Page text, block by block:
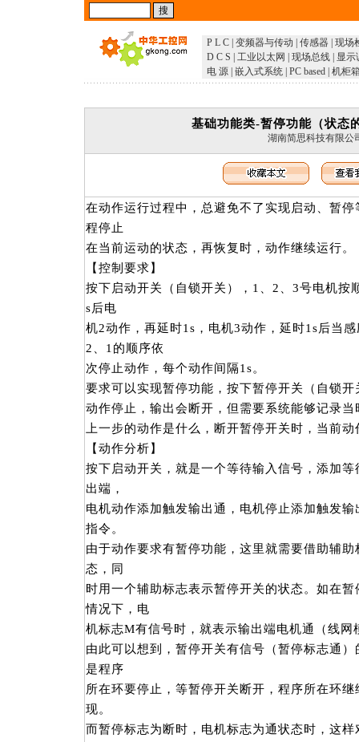
P L C 变频器与传动 传感器 现场
D C S
工业以太网 现场总线
显示
电 源 嵌入式系统 PC based 机柜
基础功能类-暂停功能（状态
湖南简思科技有限公
在动作运行过程中，总避免不了实现启动、暂
程停止
在当前运动的状态，再恢复时，动作继续运行。
【控制要求】
按下启动开关（自锁开关），1、2、3号电机按
s后电
机2动作，再延时1s，电机3动作，延时1s后当
2、1的顺序依
次停止动作，每个动作间隔1s。
要求可以实现暂停功能，按下暂停开关（自锁
动作停止，输出会断开，但需要系统能够记录
上一步的动作是什么，断开暂停开关时，当前
【动作分析】
按下启动开关，就是一个等待输入信号，添加
出端，
电机动作添加触发输出通，电机停止添加触发
指令。
由于动作要求有暂停功能，这里就需要借助辅
态，同
时用一个辅助标志表示暂停开关的状态。如在
情况下，电
机标志M有信号时，就表示输出端电机通（线网
由此可以想到，暂停开关有信号（暂停标志通
是程序
所在环要停止，等暂停开关断开，程序所在环
现。
而暂停标志为断时，电机标志为通状态时，这